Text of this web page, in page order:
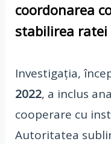
coordonarea
stabilirea
Investigația,
2022, a inclus
cooperare cu
Autoritatea